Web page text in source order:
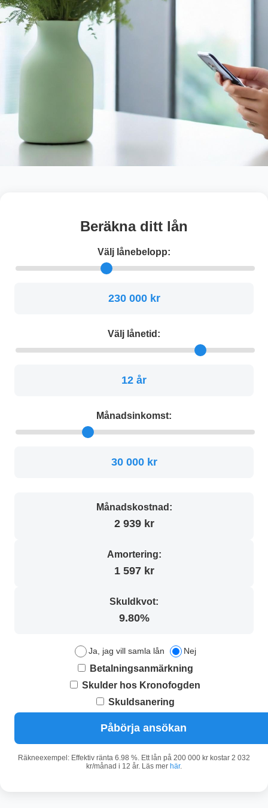
Beräkna ditt lån
Välj lånebelopp:
230 000 kr
Välj lånetid:
12 år
Månadsinkomst:
30 000 kr
Månadskostnad:
2 939 kr
Amortering:
1 597 kr
Skuldkvot:
9.80%
Ja, jag vill samla lån Nej
Betalningsanmärkning
Skulder hos Kronofogden
Skuldsanering
Påbörja ansökan
Räkneexempel: Effektiv ränta 6.98 %. Ett lån på 200 000 kr kostar 2 032
kr/månad i 12 år. Läs mer här.